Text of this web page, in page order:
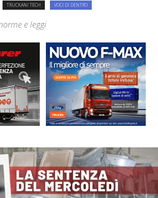
TRUCKANI TECH VOCI DI DENTRO
e leggi